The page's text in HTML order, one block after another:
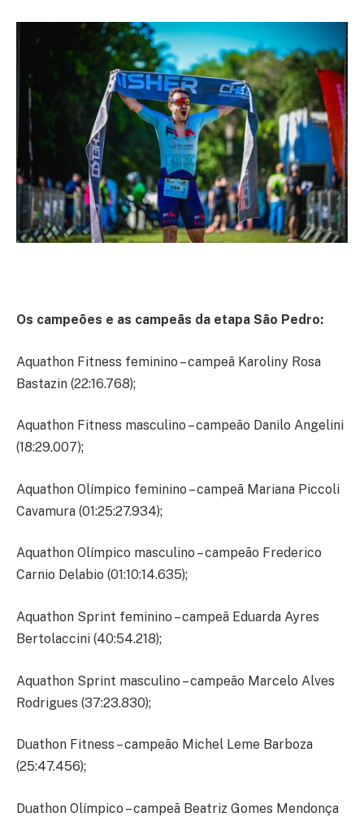
Os campeões e as campeãs da etapa São Pedro:
Aquathon Fitness feminino – campeã Karoliny Rosa
Bastazin (22:16.768);
Aquathon Fitness masculino – campeão Danilo Angelini
(18:29.007);
Aquathon Olímpico feminino – campeã Mariana Piccoli
Cavamura (01:25:27.934);
Aquathon Olímpico masculino – campeão Frederico
Carnio Delabio (01:10:14.635);
Aquathon Sprint feminino – campeã Eduarda Ayres
Bertolaccini (40:54.218);
Aquathon Sprint masculino – campeão Marcelo Alves
Rodrigues (37:23.830);
Duathon Fitness – campeão Michel Leme Barboza
(25:47.456);
Duathon Olímpico – campeã Beatriz Gomes Mendonça